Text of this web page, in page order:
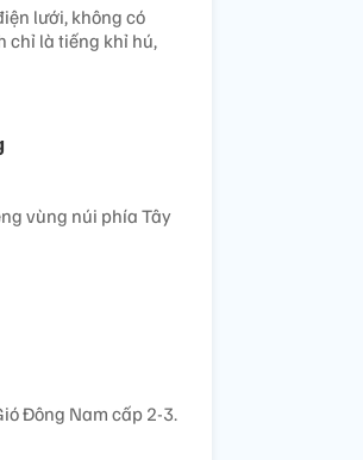
lưới, không có
chỉ là tiếng khỉ hú,
vùng núi phía Tây
Đông Nam cấp 2-3.